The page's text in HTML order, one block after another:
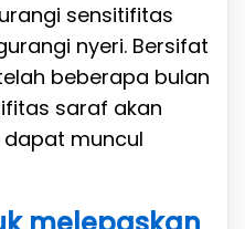
sensitifitas
nyeri. Bersifat
beberapa bulan
saraf akan
dapat muncul